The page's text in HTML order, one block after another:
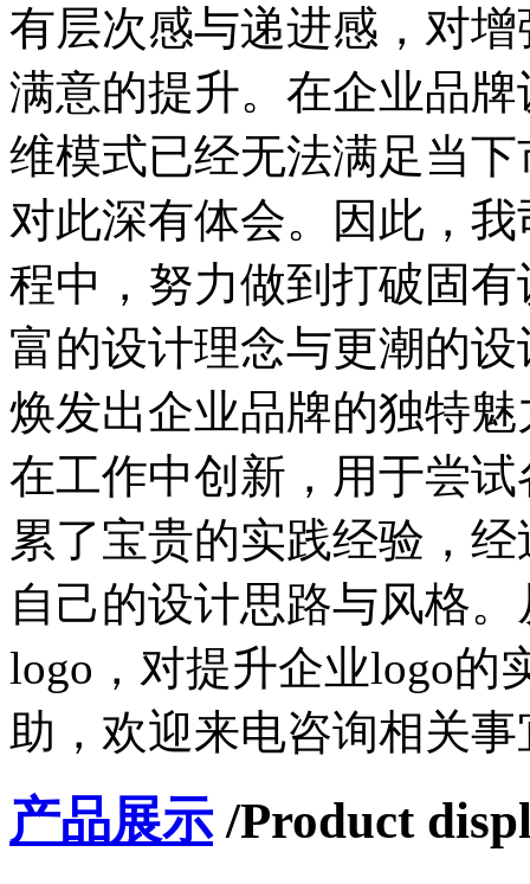
有层次感与递进感，对
满意的提升。在企业品
维模式已经无法满足当
对此深有体会。因此，
程中，努力做到打破固
富的设计理念与更潮的
焕发出企业品牌的独特
在工作中创新，用于尝
累了宝贵的实践经验，
自己的设计思路与风格
logo，对提升企业logo的
助，欢迎来电咨询相关事
产品展示/Product